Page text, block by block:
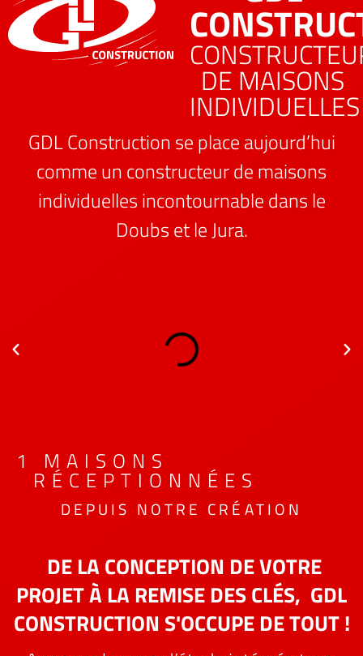
DE MAISONS
INDIVIDUELLES
GDL Construction se place aujourd’hui
comme un constructeur de maisons
individuelles incontournable dans le
Doubs et le Jura.
DEPUIS NOTRE CRÉATION
1
RÉCEPTIONNÉES
DE LA CONCEPTION DE VOTRE
PROJET À LA REMISE DES CLÉS, GDL
CONSTRUCTION S'OCCUPE DE TOUT !